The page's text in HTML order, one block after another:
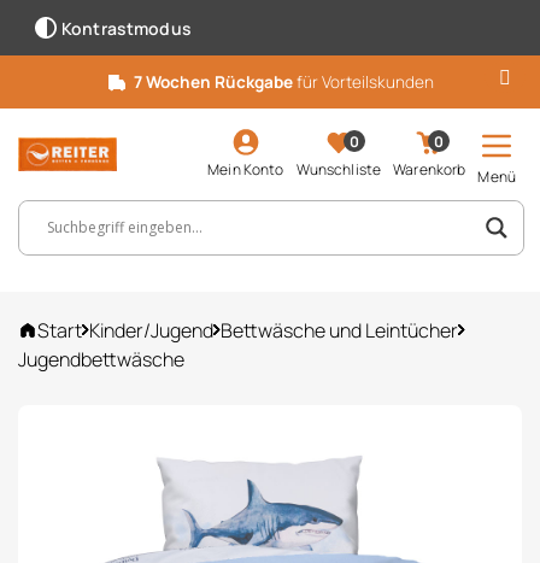
Kontrastmodus
7 Wochen Rückgabefür Vorteilskunden
Mein Konto
0
Wunschliste
0
Warenkorb
Menü
Suchbegriff, Artikelnummer ...
Start Kinder/Jugend Bettwäsche und Leintücher
Jugendbettwäsche